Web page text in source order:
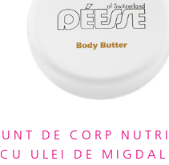
UNT DE CORP
CU ULEI DE